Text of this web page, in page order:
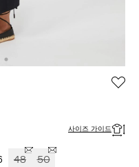
사이즈 가이드
48
50